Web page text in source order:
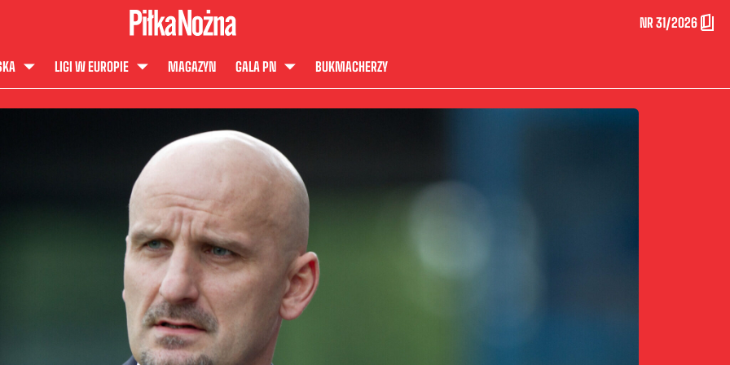
NR 31/2026
LIGI W EUROPIE MAGAZYN GALA PN BUKMACHERZY